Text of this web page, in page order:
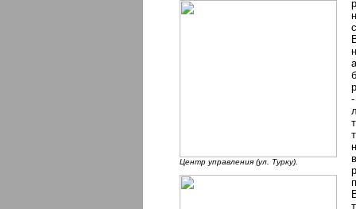
Центр управления (ул. Турку).